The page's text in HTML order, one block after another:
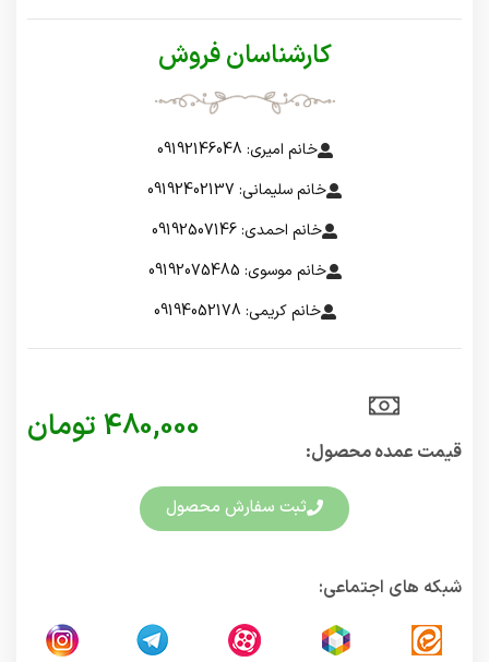
کارشناسان فروش
خانم امیری: 09192146048
خانم سلیمانی: 09192402137
خانم احمدی: 09192507146
خانم موسوی: 09192075485
خانم کریمی: 09194052178
قیمت عمده محصول:​
480,000 تومان
ثبت سفارش محصول
شبکه های اجتماعی: